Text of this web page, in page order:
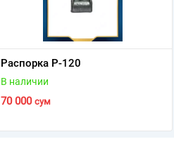
Распорка Р-120
В наличии
70 000 сум